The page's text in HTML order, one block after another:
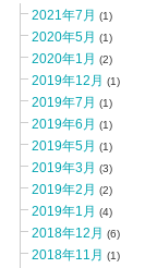
2021年7月 (1)
2020年5月 (1)
2020年1月 (2)
2019年12月 (1)
2019年7月 (1)
2019年6月 (1)
2019年5月 (1)
2019年3月 (3)
2019年2月 (2)
2019年1月 (4)
2018年12月 (6)
2018年11月 (1)